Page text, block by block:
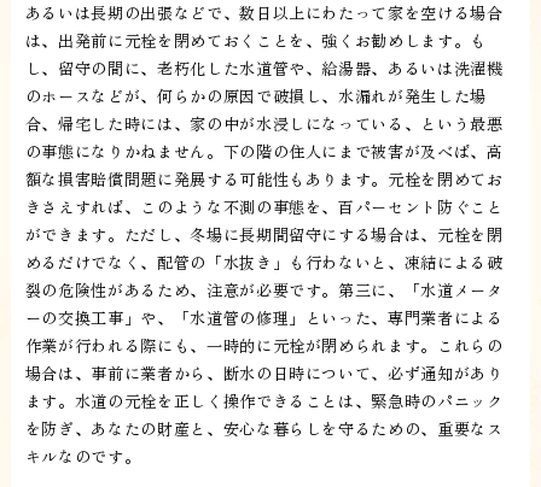
あるいは長期の出張などで、数日以上にわたって家を空ける場合
は、出発前に元栓を閉めておくことを、強くお勧めします。も
し、留守の間に、老朽化した水道管や、給湯器、あるいは洗濯機
のホースなどが、何らかの原因で破損し、水漏れが発生した場
合、帰宅した時には、家の中が水浸しになっている、という最悪
の事態になりかねません。下の階の住人にまで被害が及べば、高
額な損害賠償問題に発展する可能性もあります。元栓を閉めてお
きさえすれば、このような不測の事態を、百パーセント防ぐこと
ができます。ただし、冬場に長期間留守にする場合は、元栓を閉
めるだけでなく、配管の「水抜き」も行わないと、凍結による破
裂の危険性があるため、注意が必要です。第三に、「水道メータ
ーの交換工事」や、「水道管の修理」といった、専門業者による
作業が行われる際にも、一時的に元栓が閉められます。これらの
場合は、事前に業者から、断水の日時について、必ず通知があり
ます。水道の元栓を正しく操作できることは、緊急時のパニック
を防ぎ、あなたの財産と、安心な暮らしを守るための、重要なス
キルなのです。